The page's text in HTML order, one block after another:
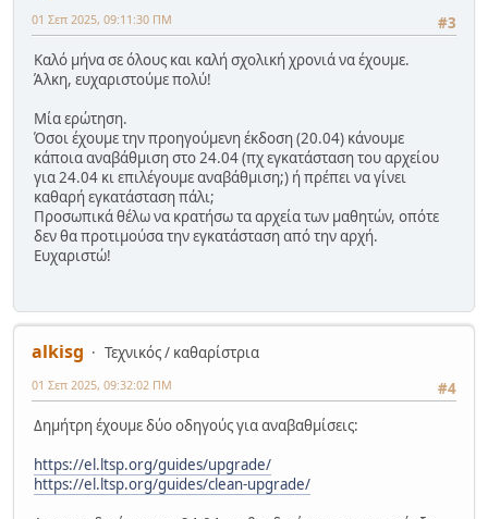
#3
01 Σεπ 2025, 09:11:30 ΠΜ
Καλό μήνα σε όλους και καλή σχολική χρονιά να έχουμε.
Άλκη, ευχαριστούμε πολύ!
Μία ερώτηση.
Όσοι έχουμε την προηγούμενη έκδοση (20.04) κάνουμε
κάποια αναβάθμιση στο 24.04 (πχ εγκατάσταση του αρχείου
για 24.04 κι επιλέγουμε αναβάθμιση;) ή πρέπει να γίνει
καθαρή εγκατάσταση πάλι;
Προσωπικά θέλω να κρατήσω τα αρχεία των μαθητών, οπότε
δεν θα προτιμούσα την εγκατάσταση από την αρχή.
Ευχαριστώ!
alkisg
Τεχνικός / καθαρίστρια
#4
01 Σεπ 2025, 09:32:02 ΠΜ
Δημήτρη έχουμε δύο οδηγούς για αναβαθμίσεις:
https://el.ltsp.org/guides/upgrade/
https://el.ltsp.org/guides/clean-upgrade/